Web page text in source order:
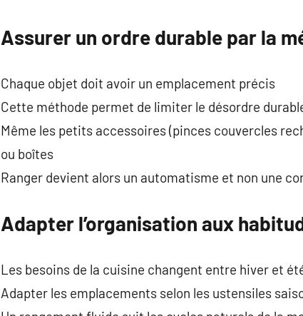
Assurer un ordre durable par la
Chaque objet doit avoir un emplacement précis
Cette méthode permet de limiter le désordre
Même les petits accessoires (pinces couvercles
ou boîtes
Ranger devient alors un automatisme et non une
Adapter l’organisation aux
Les besoins de la cuisine changent entre hiver et
Adapter les emplacements selon les ustensiles